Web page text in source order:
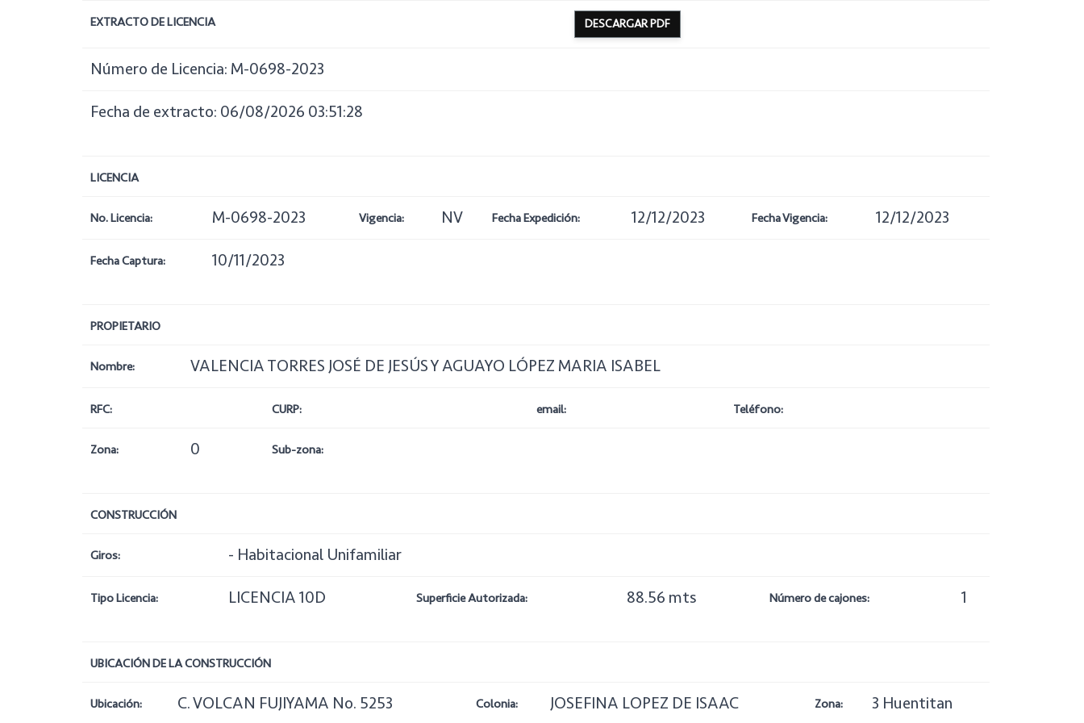
EXTRACTO DE LICENCIA DESCARGAR PDF
Número de Licencia: M-0698-2023
Fecha de extracto: 06/08/2026 03:51:28
LICENCIA
No. Licencia: M-0698-2023 Vigencia: NV Fecha Expedición: 12/12/2023 Fecha Vigencia: 12/12/2023
Fecha Captura: 10/11/2023
PROPIETARIO
Nombre: VALENCIA TORRES JOSÉ DE JESÚS Y AGUAYO LÓPEZ MARIA ISABEL
RFC: CURP: email: Teléfono:
Zona: 0 Sub-zona:
CONSTRUCCIÓN
Giros: - Habitacional Unifamiliar
Tipo Licencia: LICENCIA 10D Superficie Autorizada: 88.56 mts Número de cajones: 1
UBICACIÓN DE LA CONSTRUCCIÓN
Ubicación: C. VOLCAN FUJIYAMA No. 5253 Colonia: JOSEFINA LOPEZ DE ISAAC Zona: 3 Huentitan